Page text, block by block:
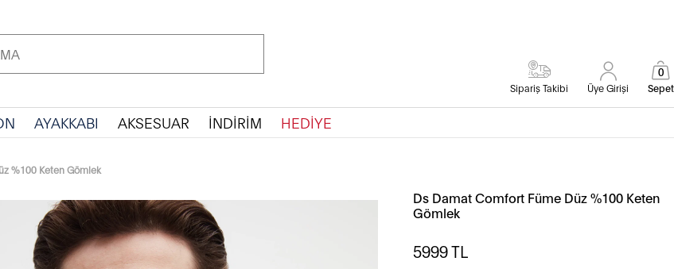
Sipariş Takibi Üye Girişi Sepet
0
AYAKKABI AKSESUAR İNDİRİM HEDİYE
%100 Keten Gömlek
Ds Damat Comfort Füme Düz %100 Keten
Gömlek
5999TL